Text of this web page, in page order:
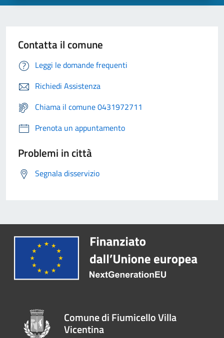
Contatta il comune
Leggi le domande frequenti
Richiedi Assistenza
Chiama il comune 0431972711
Prenota un appuntamento
Problemi in città
Segnala disservizio
Comune di Fiumicello Villa
Vicentina